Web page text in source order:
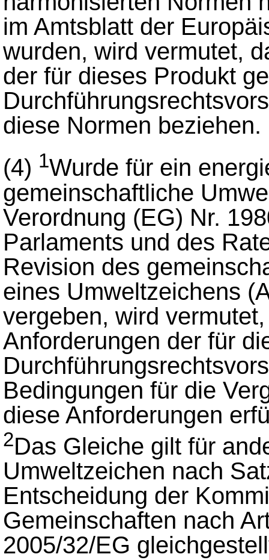
im Amtsblatt der
wurden, wird vermutet,
der für dieses Produkt
diese Normen beziehen.
(4) 1Wurde für ein
gemeinschaftliche
Verordnung (EG) Nr.
Parlaments und des
Revision des
eines Umweltzeichens
vergeben, wird
Anforderungen der für
Bedingungen für die
diese Anforderungen
2Das Gleiche gilt für
Umweltzeichen nach
Entscheidung der
Gemeinschaften nach
2005/32/EG